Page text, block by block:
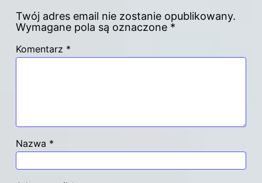
Twój adres email nie zostanie opublikowany.
Wymagane pola są oznaczone *
Komentarz *
Nazwa *